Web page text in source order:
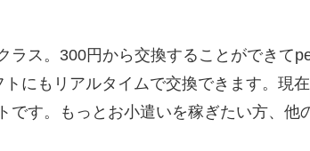
ラス。300円から交換することができて
にもリアルタイムで交換できます。現
です。もっとお小遣いを稼ぎたい方、他